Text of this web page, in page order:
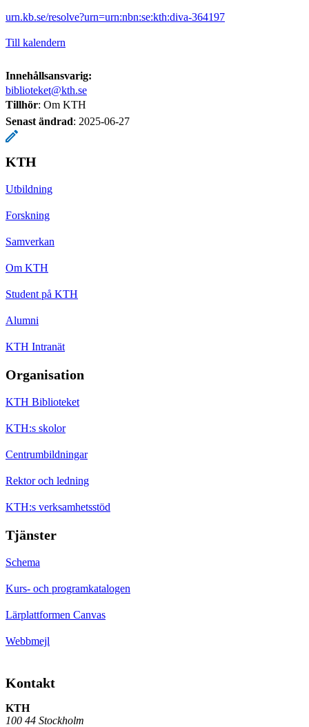
urn.kb.se/resolve?urn=urn:nbn:se:kth:diva-364197
Till kalendern
Innehållsansvarig:
biblioteket@kth.se
Tillhör: Om KTH
Senast ändrad: 2025-06-27
KTH
Utbildning
Forskning
Samverkan
Om KTH
Student på KTH
Alumni
KTH Intranät
Organisation
KTH Biblioteket
KTH:s skolor
Centrumbildningar
Rektor och ledning
KTH:s verksamhetsstöd
Tjänster
Schema
Kurs- och programkatalogen
Lärplattformen Canvas
Webbmejl
Kontakt
KTH
100 44 Stockholm